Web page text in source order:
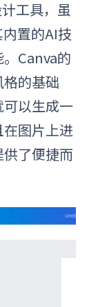
工具，虽
置的AI技
Canva的
的基础
可以生成一
图片上进
了便捷而